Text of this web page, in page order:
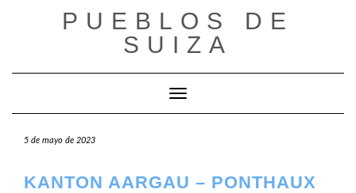
PUEBLOS DE
SUIZA
Cambiar modo de navegación
5 de mayo de 2023
KANTON AARGAU – PONTHAUX